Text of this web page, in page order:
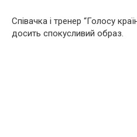
Співачка і тренер “Голосу
досить спокусливий образ.